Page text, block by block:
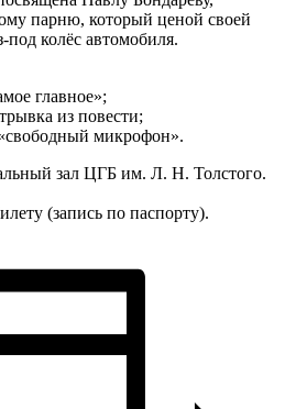
парню, который ценой своей
под колёс автомобиля.
главное»;
из повести;
микрофон».
зал ЦГБ им. Л. Н. Толстого.
(запись по паспорту).